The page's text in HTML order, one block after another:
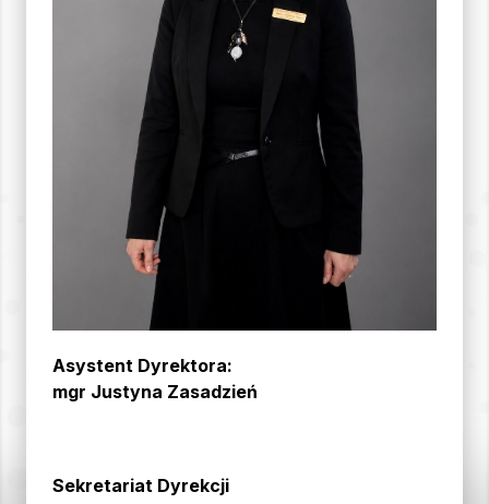
Asystent Dyrektora:
mgr Justyna Zasadzień
Sekretariat Dyrekcji